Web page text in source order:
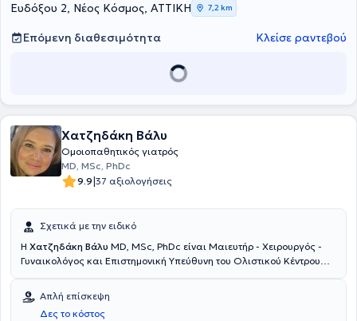
Ευδόξου 2, Νέος Κόσμος, ΑΤΤΙΚΗ
7,2 km
Επόμενη διαθεσιμότητα Κλείσε ραντεβού
Χατζηδάκη Βάλυ
Ομοιοπαθητικός γιατρός
MD, MSc, PhDc
9.9|37 αξιολογήσεις
Σχετικά με την ειδικό
Η Χατζηδάκη Βάλυ MD, MSc, PhDc είναι Μαιευτήρ - Χειρουργός -
Γυναικολόγος και Επιστημονική Υπεύθυνη του Ολιστικού Κέντρου
bloom". Είναι μέλος της Ομοιοπαθητικής Ακαδημίας, ιατρικής,
επιστημονικής, μη κερδοσκοπικής εταιρείας, με στόχο την ιατρική
εκπαίδευση στην Κλασική Μιασματική Ιδιοσυγκρασιακή
Απλή επίσκεψη
Δες το κόστος